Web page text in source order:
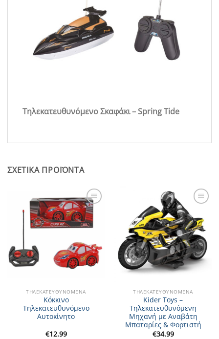
Τηλεκατευθυνόμενο Σκαφάκι – Spring Tide
ΣΧΕΤΙΚΆ ΠΡΟΪΌΝΤΑ
Add to
Wishlist
ΤΗΛΕΚΑΤΕΥΘΥΝΌΜΕΝΑ
Κόκκινο
Τηλεκατευθυνόμενο
Αυτοκίνητο
€12.99
Add to
Wishlist
ΤΗΛΕΚΑΤΕΥΘΥΝΌΜΕΝΑ
Kider Toys –
Τηλεκατευθυνόμενη
Μηχανή με Αναβάτη
Μπαταρίες & Φορτιστή
€34.99